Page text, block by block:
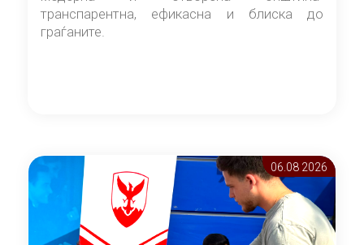
транспарентна, ефикасна и блиска до
граѓаните.
06.08 2026